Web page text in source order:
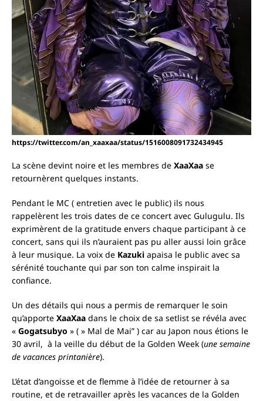
https://twitter.com/an_xaaxaa/status/1516008091732434945
La scène devint noire et les membres de XaaXaa se
retournèrent quelques instants.
Pendant le MC ( entretien avec le public) ils nous
rappelèrent les trois dates de ce concert avec Gulugulu. Ils
exprimèrent de la gratitude envers chaque participant à ce
concert, sans qui ils n’auraient pas pu aller aussi loin grâce
à leur musique. La voix de Kazuki apaisa le public avec sa
sérénité touchante qui par son ton calme inspirait la
confiance.
Un des détails qui nous a permis de remarquer le soin
qu’apporte XaaXaa dans le choix de sa setlist se révéla avec
« Gogatsubyo » ( » Mal de Mai” ) car au Japon nous étions le
30 avril, à la veille du début de la Golden Week (une semaine
de vacances printanière).
L’état d’angoisse et de flemme à l’idée de retourner à sa
routine, et de retravailler après les vacances de la Golden